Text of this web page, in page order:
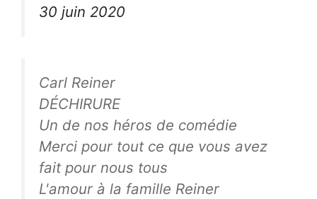
30 juin 2020
Carl Reiner
DÉCHIRURE
Un de nos héros de comédie
Merci pour tout ce que vous avez
fait pour nous tous
L'amour à la famille Reiner